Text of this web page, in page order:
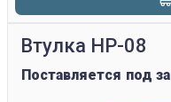
Втулка HP-08
Поставляется под